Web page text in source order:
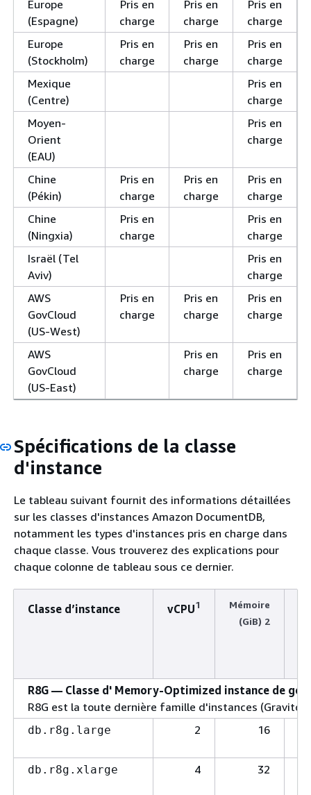
Europe
(Espagne)
Pris en
charge
Pris en
charge
Pris en
charge
Europe
(Stockholm)
Pris en
charge
Pris en
charge
Pris en
charge
Mexique
(Centre)
Pris en
charge
Moyen-
Orient
(EAU)
Pris en
charge
Chine
(Pékin)
Pris en
charge
Pris en
charge
Pris en
charge
Chine
(Ningxia)
Pris en
charge
Pris en
charge
Israël (Tel
Aviv)
Pris en
charge
AWS
GovCloud
(US-West)
Pris en
charge
Pris en
charge
Pris en
charge
AWS
GovCloud
(US-East)
Pris en
charge
Pris en
charge
Spécifications de la classe
d'instance
Le tableau suivant fournit des informations détaillées
sur les classes d'instances Amazon DocumentDB,
notamment les types d'instances pris en charge dans
chaque classe. Vous trouverez des explications pour
chaque colonne de tableau sous ce dernier.
Classe d’instance vCPU1
Mémoire
(GiB) 2
R8G — Classe d' Memory-Optimized instance de
R8G est la toute dernière famille d'instances
db.r8g.large 2 16
db.r8g.xlarge 4 32